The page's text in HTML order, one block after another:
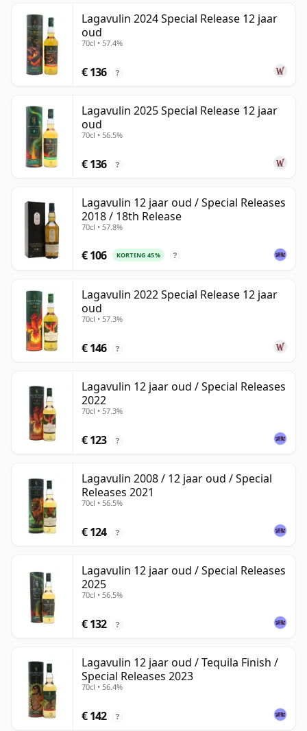
Lagavulin 2024 Special Release 12 jaar
oud
70cl • 57.4%
€ 136 ?
Lagavulin 2025 Special Release 12 jaar
oud
70cl • 56.5%
€ 136 ?
Lagavulin 12 jaar oud / Special Releases
2018 / 18th Release
70cl • 57.8%
€ 106 KORTING 45% ?
Lagavulin 2022 Special Release 12 jaar
oud
70cl • 57.3%
€ 146 ?
Lagavulin 12 jaar oud / Special Releases
2022
70cl • 57.3%
€ 123 ?
Lagavulin 2008 / 12 jaar oud / Special
Releases 2021
70cl • 56.5%
€ 124 ?
Lagavulin 12 jaar oud / Special Releases
2025
70cl • 56.5%
€ 132 ?
Lagavulin 12 jaar oud / Tequila Finish /
Special Releases 2023
70cl • 56.4%
€ 142 ?